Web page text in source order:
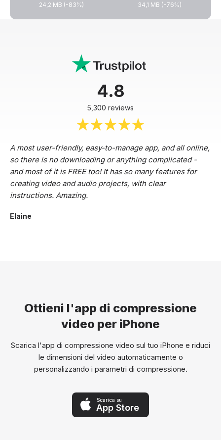
24,2 MB (-83%) 34,1 MB (-76%)
4.8
5,300 reviews
A most user-friendly, easy-to-manage app, and all online,
so there is no downloading or anything complicated -
and most of it is FREE too! It has so many features for
creating video and audio projects, with clear
instructions. Amazing.
Elaine
Ottieni l'app di compressione
video per iPhone
Scarica l'app di compressione video sul tuo iPhone e riduci
le dimensioni del video automaticamente o
personalizzando i parametri di compressione.
Scarica su
App Store